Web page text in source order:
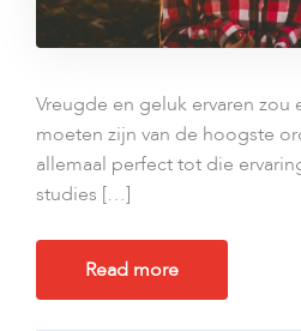
Vreugde en geluk ervaren zou
moeten zijn van de hoogste
allemaal perfect tot die
studies […]
Read more